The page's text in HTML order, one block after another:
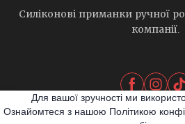
Силіконові приманки ручної
компанії.
Для вашої зручності ми
Ознайомтеся з нашою Політикою